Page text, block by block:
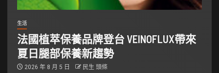
生活
法國植萃保養品牌登台 VEINOFLUX帶來
夏日腿部保養新趨勢
2026 年 8 月 5 日 民生 頭條